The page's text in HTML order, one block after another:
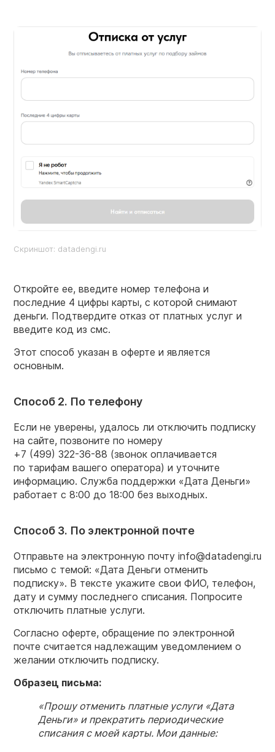
Скриншот: datadengi.ru
Откройте ее, введите номер телефона и
последние 4 цифры карты, с которой снимают
деньги. Подтвердите отказ от платных услуг и
введите код из смс.
Этот способ указан в оферте и является
основным.
Способ 2. По телефону
Если не уверены, удалось ли отключить подписку
на сайте, позвоните по номеру
+7 (499) 322-36-88 (звонок оплачивается
по тарифам вашего оператора) и уточните
информацию. Служба поддержки «Дата Деньги»
работает с 8:00 до 18:00 без выходных.
Способ 3. По электронной почте
Отправьте на электронную почту info@datadengi.ru
письмо с темой: «Дата Деньги отменить
подписку». В тексте укажите свои ФИО, телефон,
дату и сумму последнего списания. Попросите
отключить платные услуги.
Согласно оферте, обращение по электронной
почте считается надлежащим уведомлением о
желании отключить подписку.
Образец письма:
«Прошу отменить платные услуги «Дата
Деньги» и прекратить периодические
списания с моей карты. Мои данные: